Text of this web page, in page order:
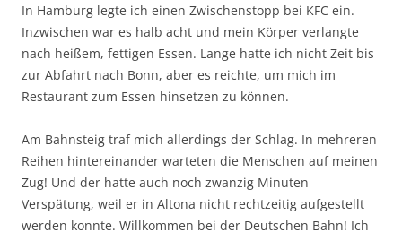
In Hamburg legte ich einen Zwischenstopp bei KFC ein.
Inzwischen war es halb acht und mein Körper verlangte
nach heißem, fettigen Essen. Lange hatte ich nicht Zeit bis
zur Abfahrt nach Bonn, aber es reichte, um mich im
Restaurant zum Essen hinsetzen zu können.
Am Bahnsteig traf mich allerdings der Schlag. In mehreren
Reihen hintereinander warteten die Menschen auf meinen
Zug! Und der hatte auch noch zwanzig Minuten
Verspätung, weil er in Altona nicht rechtzeitig aufgestellt
werden konnte. Willkommen bei der Deutschen Bahn! Ich